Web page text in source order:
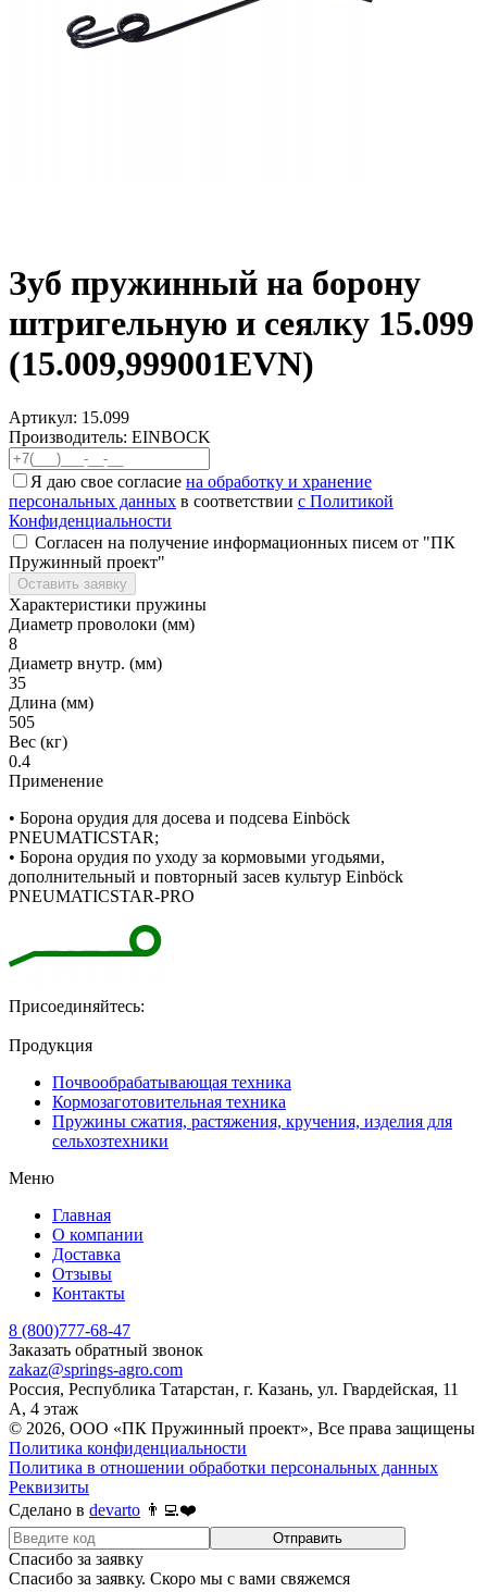
Зуб пружинный на борону
штригельную и сеялку 15.099
(15.009,999001EVN)
Артикул: 15.099
Производитель: EINBOCK
Я даю свое согласие на обработку и хранение
персональных данных в соответствии с Политикой
Конфиденциальности
Согласен на получение информационных писем от "ПК
Пружинный проект"
Оставить заявку
Характеристики пружины
Диаметр проволоки (мм)
8
Диаметр внутр. (мм)
35
Длина (мм)
505
Вес (кг)
0.4
Применение
• Борона орудия для досева и подсева Einböck
PNEUMATICSTAR;
• Борона орудия по уходу за кормовыми угодьями,
дополнительный и повторный засев культур Einböck
PNEUMATICSTAR-PRO
Присоединяйтесь:
Продукция
Почвообрабатывающая техника
Кормозаготовительная техника
Пружины сжатия, растяжения, кручения, изделия для
сельхозтехники
Меню
Главная
О компании
Доставка
Отзывы
Контакты
8 (800)777-68-47
Заказать обратный звонок
zakaz@springs-agro.com
Россия, Республика Татарстан, г. Казань, ул. Гвардейская, 11
А, 4 этаж
© 2026, ООО «ПК Пружинный проект», Все права защищены
Политика конфиденциальности
Политика в отношении обработки персональных данных
Реквизиты
Сделано в devarto 👨‍💻❤️
Отправить
Спасибо за заявку
Спасибо за заявку. Скоро мы с вами свяжемся